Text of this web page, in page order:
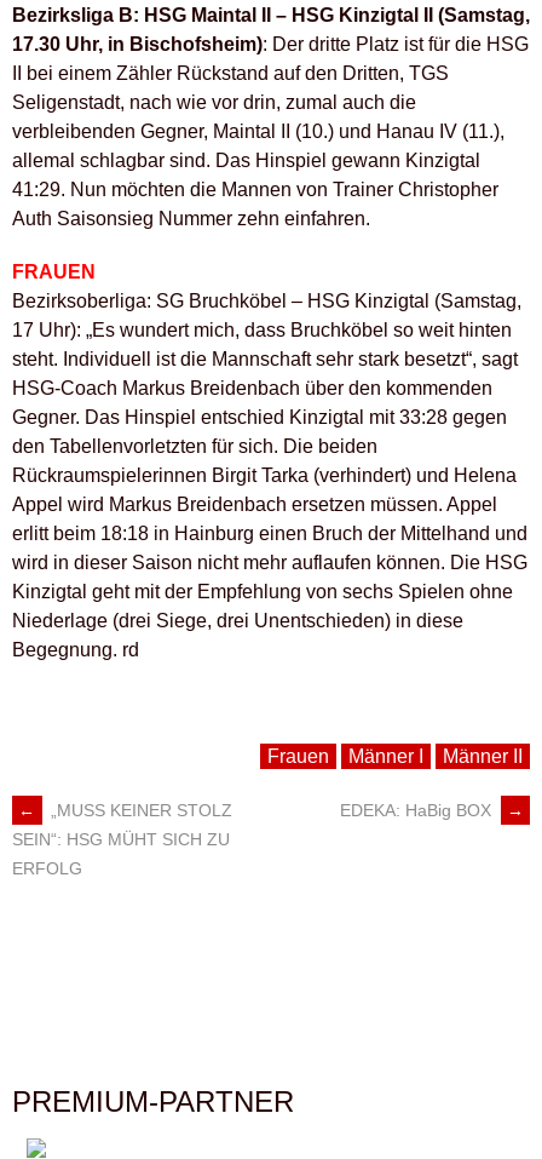
Bezirksliga B: HSG Maintal II – HSG Kinzigtal II (Samstag,
17.30 Uhr, in Bischofsheim): Der dritte Platz ist für die HSG
II bei einem Zähler Rückstand auf den Dritten, TGS
Seligenstadt, nach wie vor drin, zumal auch die
verbleibenden Gegner, Maintal II (10.) und Hanau IV (11.),
allemal schlagbar sind. Das Hinspiel gewann Kinzigtal
41:29. Nun möchten die Mannen von Trainer Christopher
Auth Saisonsieg Nummer zehn einfahren.
FRAUEN
Bezirksoberliga: SG Bruchköbel – HSG Kinzigtal (Samstag,
17 Uhr): „Es wundert mich, dass Bruchköbel so weit hinten
steht. Individuell ist die Mannschaft sehr stark besetzt“, sagt
HSG-Coach Markus Breidenbach über den kommenden
Gegner. Das Hinspiel entschied Kinzigtal mit 33:28 gegen
den Tabellenvorletzten für sich. Die beiden
Rückraumspielerinnen Birgit Tarka (verhindert) und Helena
Appel wird Markus Breidenbach ersetzen müssen. Appel
erlitt beim 18:18 in Hainburg einen Bruch der Mittelhand und
wird in dieser Saison nicht mehr auflaufen können. Die HSG
Kinzigtal geht mit der Empfehlung von sechs Spielen ohne
Niederlage (drei Siege, drei Unentschieden) in diese
Begegnung. rd
Frauen Männer I Männer II
ARTIKEL-
NAVIGATION
←
„MUSS KEINER STOLZ
SEIN“: HSG MÜHT SICH ZU
ERFOLG
EDEKA: HaBig BOX →
PREMIUM-PARTNER